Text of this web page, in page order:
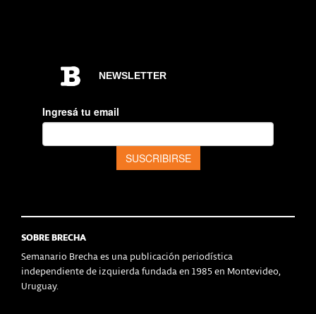
SOBRE BRECHA
Semanario Brecha es una publicación periodística
independiente de izquierda fundada en 1985 en Montevideo,
Uruguay.